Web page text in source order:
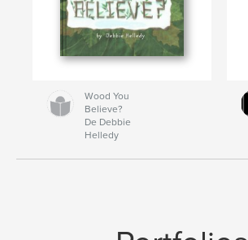
Wood You
Believe?
De Debbie
Helledy